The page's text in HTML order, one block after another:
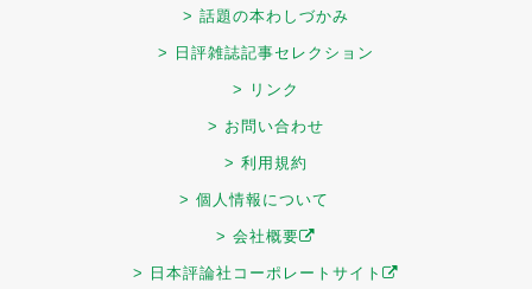
> 話題の本わしづかみ
> 日評雑誌記事セレクション
> リンク
> お問い合わせ
> 利用規約
> 個人情報について
> 会社概要
> 日本評論社コーポレートサイト